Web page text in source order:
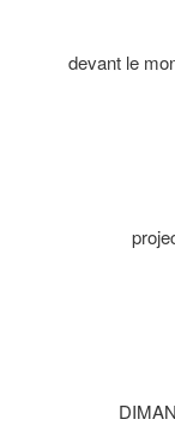
devant le